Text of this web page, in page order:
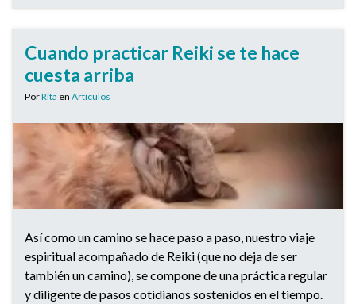
Cuando practicar Reiki se te hace
cuesta arriba
PorRita en Artículos
Así como un camino se hace paso a paso, nuestro viaje
espiritual acompañado de Reiki (que no deja de ser
también un camino), se compone de una práctica regular
y diligente de pasos cotidianos sostenidos en el tiempo.